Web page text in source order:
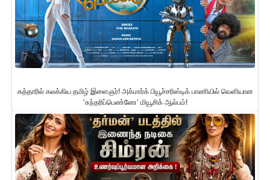
கத்தாரில் கலக்கிய தமிழ் இளைஞர்! அக்மார்க் பியூச்சரிஸ்டிக் பாணியில் வெளியான
‘சுந்தரிப்பெண்ணே’ மியூசிக் ஆல்பம்!